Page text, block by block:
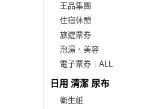
王品集團
住宿休憩
旅遊票券
泡湯．美容
電子票券｜ALL
日用 清潔 尿布
衛生紙